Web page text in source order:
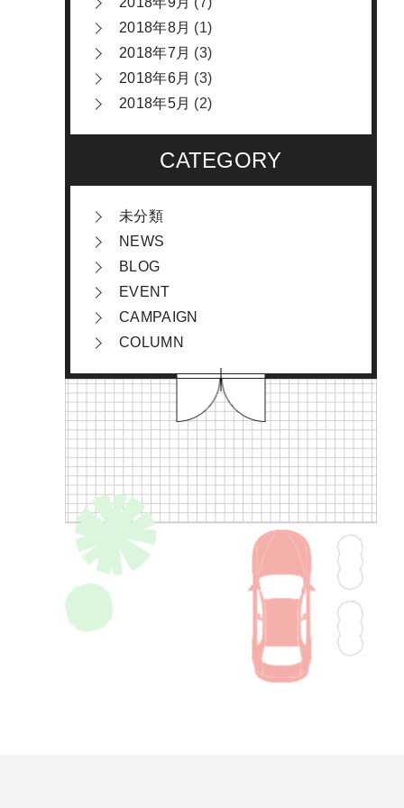
2018年8月 (1)
2018年7月 (3)
2018年6月 (3)
2018年5月 (2)
CATEGORY
未分類
NEWS
BLOG
EVENT
CAMPAIGN
COLUMN